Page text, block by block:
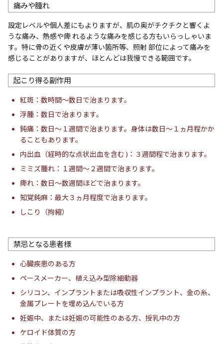
痛みや腫れ
設定レベルや個人差にもよりますが、肌の奥がチクチクと響くよ
うな痛み、熱感や痺 れるような痛みを感じる方もいらっしゃいま
す。特に骨の近くや皮膚が薄い箇所等、照射 部位によって痛みを
感じることがありますが、ほとんどは我慢できる範囲です。
起こり得る副作用
紅斑：数時間～数日で治まります。
浮腫：数日で治まります。
鈍痛：数日～１週間で治まります。身体は数日～１ヵ月程かか
ることもあります。
内出血（経時的な点状出血を含む )：３週間程で治まります。
ミミズ腫れ：１週間～２週間で治まります。
痺れ：数日～数週間ほどで治まります。
知覚鈍麻：最大３ヵ月程度で治まります。
しこり（拘縮）
禁忌となる患者様
心臓疾患のある方
ペースメーカー、植え込み型除細動器
シリコン、インプラントまたは吸収性インプラント、金の糸、
金属プレートを埋め込んでいる方
妊娠中、または妊娠の可能性のある方、授乳中の方
ケロイド体質の方